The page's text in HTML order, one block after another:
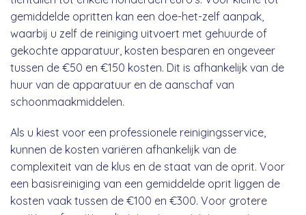
gemiddelde opritten kan een doe-het-zelf aanpak,
waarbij u zelf de reiniging uitvoert met gehuurde of
gekochte apparatuur, kosten besparen en ongeveer
tussen de €50 en €150 kosten. Dit is afhankelijk van de
huur van de apparatuur en de aanschaf van
schoonmaakmiddelen.
Als u kiest voor een professionele reinigingsservice,
kunnen de kosten variëren afhankelijk van de
complexiteit van de klus en de staat van de oprit. Voor
een basisreiniging van een gemiddelde oprit liggen de
kosten vaak tussen de €100 en €300. Voor grotere